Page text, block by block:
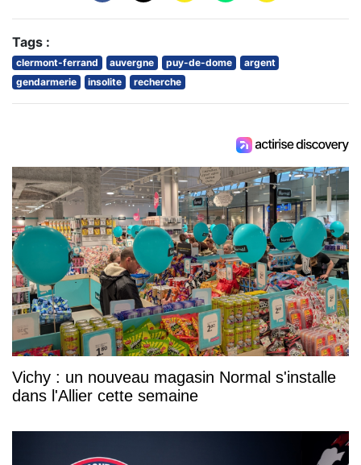
Tags :
clermont-ferrand auvergne puy-de-dome
argent
gendarmerie
insolite recherche
Vichy : un nouveau magasin Normal s'installe
dans l'Allier cette semaine